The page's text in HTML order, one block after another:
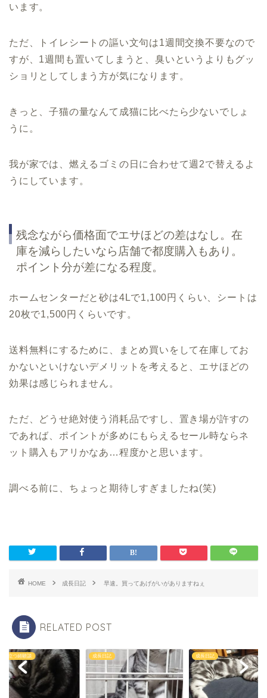
います。
ただ、トイレシートの謳い文句は1週間交換不要なので
すが、1週間も置いてしまうと、臭いというよりもグッ
ショリとしてしまう方が気になります。
きっと、子猫の量なんて成猫に比べたら少ないでしょ
うに。
我が家では、燃えるゴミの日に合わせて週2で替えるよ
うにしています。
残念ながら価格面でエサほどの差はなし。在
庫を減らしたいなら店舗で都度購入もあり。
ポイント分が差になる程度。
ホームセンターだと砂は4Lで1,100円くらい、シートは
20枚で1,500円くらいです。
送料無料にするために、まとめ買いをして在庫してお
かないといけないデメリットを考えると、エサほどの
効果は感じられません。
ただ、どうせ絶対使う消耗品ですし、置き場が許すの
であれば、ポイントが多めにもらえるセール時ならネ
ット購入もアリかなあ…程度かと思います。
調べる前に、ちょっと期待しすぎましたね(笑)
HOME 成長日記 早速。買ってあげがいがありますねぇ
RELATED POST
役立つ経験談 成長日記 成長日記